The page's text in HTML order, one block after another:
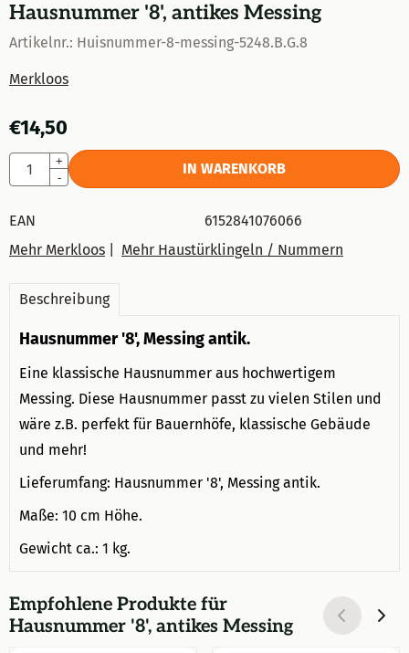
Hausnummer '8', antikes Messing
Artikelnr.: Huisnummer-8-messing-5248.B.G.8
Merkloos
€14,50
Anzahl
+
-
IN WARENKORB
EAN
6152841076066
Mehr Merkloos
Mehr Haustürklingeln / Nummern
Beschreibung
Hausnummer '8', Messing antik.
Eine klassische Hausnummer aus hochwertigem
Messing. Diese Hausnummer passt zu vielen Stilen und
wäre z.B. perfekt für Bauernhöfe, klassische Gebäude
und mehr!
Lieferumfang: Hausnummer '8', Messing antik.
Maße: 10 cm Höhe.
Gewicht ca.: 1 kg.
Empfohlene Produkte für
Hausnummer '8', antikes Messing